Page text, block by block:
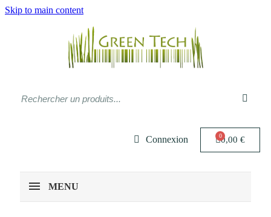
Skip to main content
Connexion 0,00 €
MENU